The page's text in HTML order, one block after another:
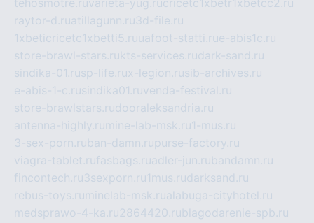
tehosmotre.ruvarieta-yug.rucricetc1xbetr1xbetcc2.ru
raytor-d.ruatillagunn.ru3d-file.ru
1xbeticricetc1xbetti5.ruuafoot-statti.rue-abis1c.ru
store-brawl-stars.rukts-services.rudark-sand.ru
sindika-01.rusp-life.rux-legion.rusib-archives.ru
e-abis-1-c.rusindika01.ruvenda-festival.ru
store-brawlstars.rudooraleksandria.ru
antenna-highly.ru mine-lab-msk.ru1-mus.ru
3-sex-porn.ruban-damn.rupurse-factory.ru
viagra-tablet.rufasbags.ruadler-jun.rubandamn.ru
fincontech.ru3sexporn.ru1mus.rudarksand.ru
rebus-toys.ru minelab-msk.rualabuga-cityhotel.ru
medsprawo-4-ka.ru2864420.rublagodarenie-spb.ru